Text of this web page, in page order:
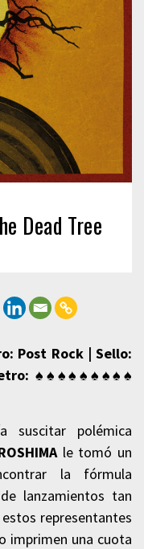
Dead Tree
Post Rock | Sello:
: ♠♠ ♠♠♠♠♠♠♠
suscitar polémica
le tomó un
la fórmula
lanzamientos tan
representantes
imprimen una cuota